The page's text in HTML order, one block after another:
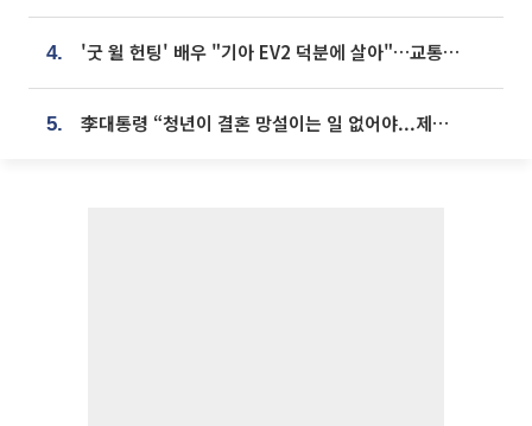
4. '굿 윌 헌팅' 배우 "기아 EV2 덕분에 살아"…교통사고 후 안전성 극찬
5. 李대통령 “청년이 결혼 망설이는 일 없어야...제도상 불이익 조사”